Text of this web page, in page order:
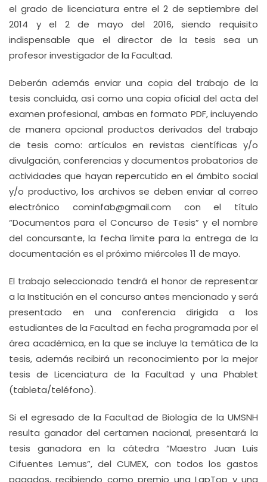
el grado de licenciatura entre el 2 de septiembre del
2014 y el 2 de mayo del 2016, siendo requisito
indispensable que el director de la tesis sea un
profesor investigador de la Facultad.
Deberán además enviar una copia del trabajo de la
tesis concluida, así como una copia oficial del acta del
examen profesional, ambas en formato PDF, incluyendo
de manera opcional productos derivados del trabajo
de tesis como: artículos en revistas científicas y/o
divulgación, conferencias y documentos probatorios de
actividades que hayan repercutido en el ámbito social
y/o productivo, los archivos se deben enviar al correo
electrónico cominfab@gmail.com con el título
“Documentos para el Concurso de Tesis” y el nombre
del concursante, la fecha límite para la entrega de la
documentación es el próximo miércoles 11 de mayo.
El trabajo seleccionado tendrá el honor de representar
a la Institución en el concurso antes mencionado y será
presentado en una conferencia dirigida a los
estudiantes de la Facultad en fecha programada por el
área académica, en la que se incluye la temática de la
tesis, además recibirá un reconocimiento por la mejor
tesis de Licenciatura de la Facultad y una Phablet
(tableta/teléfono).
Si el egresado de la Facultad de Biología de la UMSNH
resulta ganador del certamen nacional, presentará la
tesis ganadora en la cátedra “Maestro Juan Luis
Cifuentes Lemus”, del CUMEX, con todos los gastos
pagados, recibiendo como premio una LapTop y una